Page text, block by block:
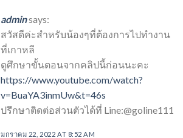
adminsays:
สวัสดีค่ะสำหรับน้องๆที่ต้องการไปทำงาน
ที่เกาหลี
ดูศึกษาขั้นตอนจากคลิปนี้ก่อนนะคะ
https://www.youtube.com/watch?
v=BuaYA3inmUw&t=46s
ปรึกษาติดต่อส่วนตัวได้ที่ Line:@goline111
มกราคม 22, 2022 AT 8:52 AM